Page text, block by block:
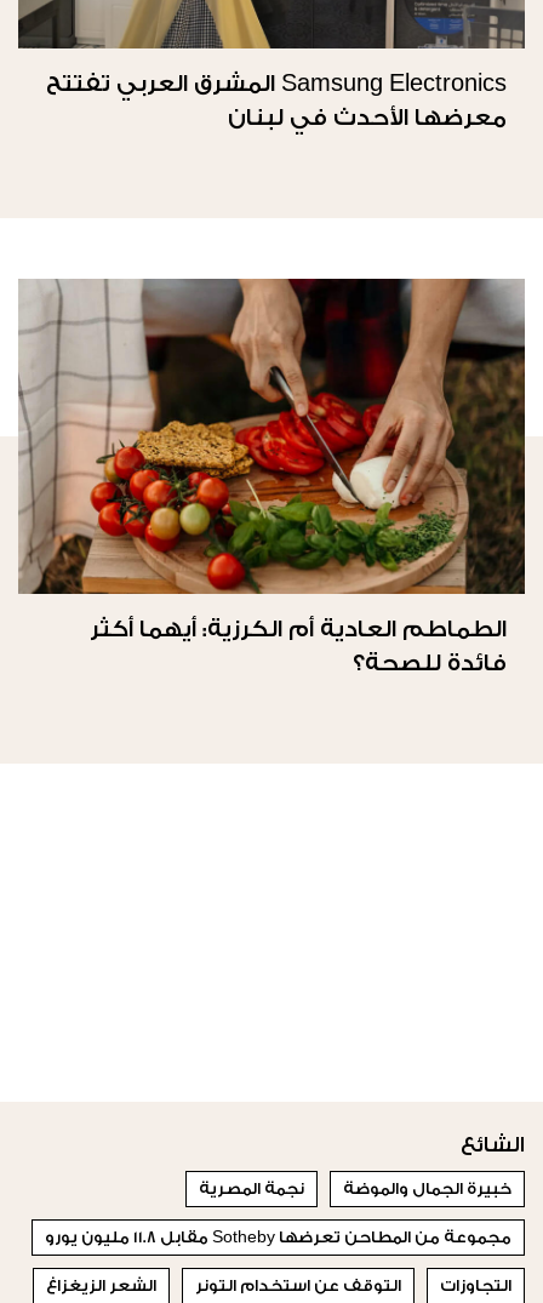
Samsung Electronics المشرق العربي تفتتح
معرضها الأحدث في لبنان
الطماطم العادية أم الكرزية: أيهما أكثر
فائدة للصحة؟
الشائع
خبيرة الجمال والموضة نجمة المصرية
مجموعة من المطاحن تعرضها Sotheby مقابل 11.8 مليون يورو
التجاوزات التوقف عن استخدام التونر الشعر الزيغزاغ